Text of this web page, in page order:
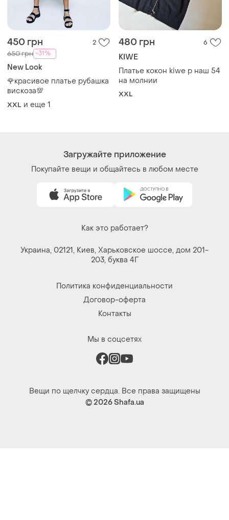
New Look
🌹красивое платье рубашка
вискоза💯
XXL и еще
Платье кокон kiwe р наш 54
на молнии
XXL
Загружайте приложение
Покупайте вещи и общайтесь в любом месте
Как это работает?
Украина, 02121, Киев, Харьковское шоссе, дом 201-
203, буква 4Г
Политика конфиденциальности
Контакты
© 2026Shafa.ua